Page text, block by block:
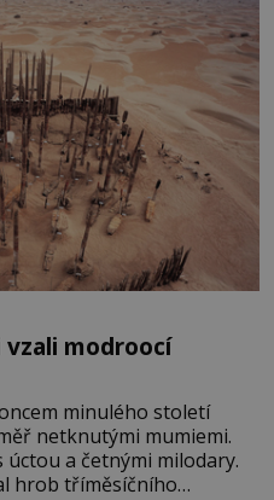
vzali modroocí
minulého století
netknutými mumiemi.
a četnými milodary.
hrob tříměsíčního